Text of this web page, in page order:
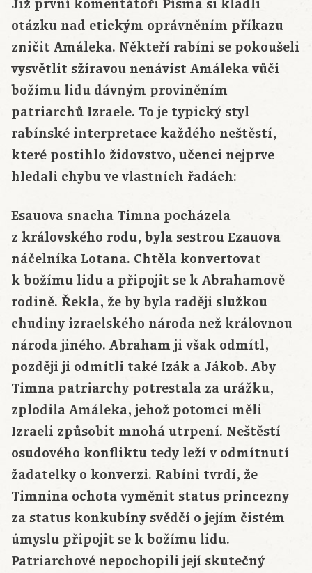
Již první komentátoři Písma si kladli
otázku nad etickým oprávněním příkazu
zničit Amáleka. Někteří rabíni se pokoušeli
vysvětlit sžíravou nenávist Amáleka vůči
božímu lidu dávným proviněním
patriarchů Izraele. To je typický styl
rabínské interpretace každého neštěstí,
které postihlo židovstvo, učenci nejprve
hledali chybu ve vlastních řadách:
Esauova snacha Timna pocházela
z královského rodu, byla sestrou Ezauova
náčelníka Lotana. Chtěla konvertovat
k božímu lidu a připojit se k Abrahamově
rodině. Řekla, že by byla raději služkou
chudiny izraelského národa než královnou
národa jiného. Abraham ji však odmítl,
později ji odmítli také Izák a Jákob. Aby
Timna patriarchy potrestala za urážku,
zplodila Amáleka, jehož potomci měli
Izraeli způsobit mnohá utrpení. Neštěstí
osudového konfliktu tedy leží v odmítnutí
žadatelky o konverzi. Rabíni tvrdí, že
Timnina ochota vyměnit status princezny
za status konkubíny svědčí o jejím čistém
úmyslu připojit se k božímu lidu.
Patriarchové nepochopili její skutečný